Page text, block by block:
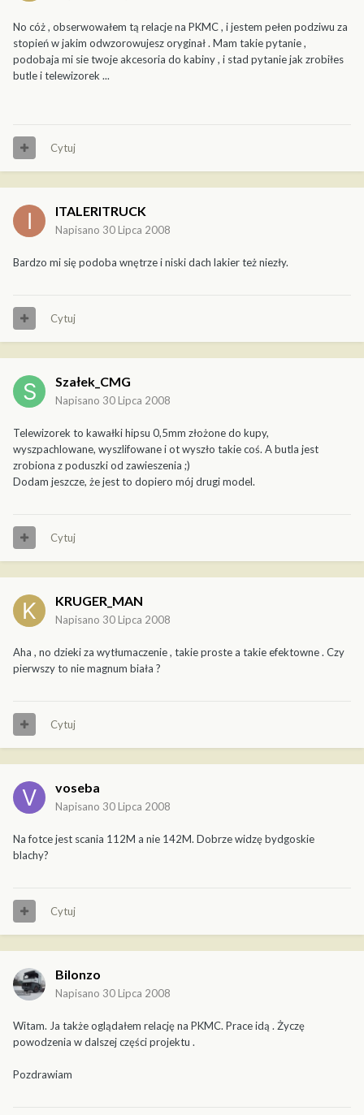
No cóż , obserwowałem tą relacje na PKMC , i jestem pełen podziwu za
stopień w jakim odwzorowujesz oryginał . Mam takie pytanie ,
podobaja mi sie twoje akcesoria do kabiny , i stad pytanie jak zrobiłes
butle i telewizorek ...
Cytuj
ITALERITRUCK
Napisano 30 Lipca 2008
Bardzo mi się podoba wnętrze i niski dach lakier też niezły.
Cytuj
Szałek_CMG
Napisano 30 Lipca 2008
Telewizorek to kawałki hipsu 0,5mm złożone do kupy,
wyszpachlowane, wyszlifowane i ot wyszło takie coś. A butla jest
zrobiona z poduszki od zawieszenia ;)
Dodam jeszcze, że jest to dopiero mój drugi model.
Cytuj
KRUGER_MAN
Napisano 30 Lipca 2008
Aha , no dzieki za wytłumaczenie , takie proste a takie efektowne . Czy
pierwszy to nie magnum biała ?
Cytuj
voseba
Napisano 30 Lipca 2008
Na fotce jest scania 112M a nie 142M. Dobrze widzę bydgoskie
blachy?
Cytuj
Bilonzo
Napisano 30 Lipca 2008
Witam. Ja także oglądałem relację na PKMC. Prace idą . Życzę
powodzenia w dalszej części projektu .
Pozdrawiam